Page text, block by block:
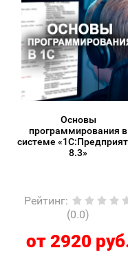
Основы
программирования в
системе
8.3»
Рейтинг:
(0.0)
от 2920